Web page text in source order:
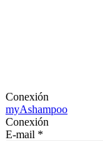
Conexión
myAshampoo
Conexión
E-mail *